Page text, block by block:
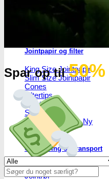
Headshop
Jointpapir og filter
King Size Jointpapir
Slim Size Jointpapir
Cones
Filtertips
Blunt wraps
SmokersPack
Smokers Choice
Opbevaring og transport
Vacuum beholdere
Jointrør
Spar op til50%
Se alle tilbud her
Søg